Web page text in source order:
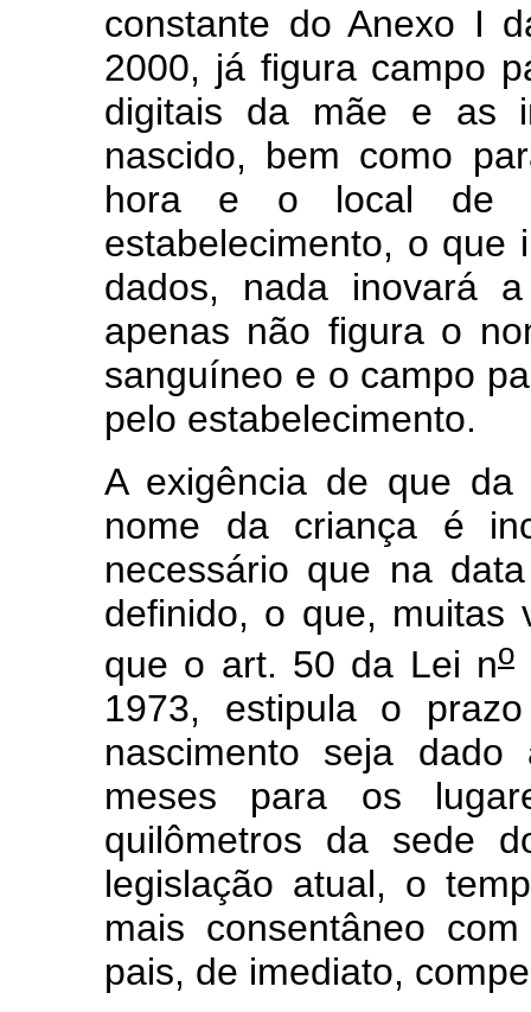
constante do Anexo I
2000, já figura campo
digitais da mãe e as
nascido, bem como
hora e o local de
estabelecimento, o que
dados, nada inovará
apenas não figura o
sanguíneo e o campo
pelo estabelecimento.
A exigência de que da
nome da criança é
necessário que na
definido, o que, muitas
que o art. 50 da Lei no
1973, estipula o
nascimento seja
meses para os
quilômetros da sede
legislação atual, o
mais consentâneo
pais, de imediato,